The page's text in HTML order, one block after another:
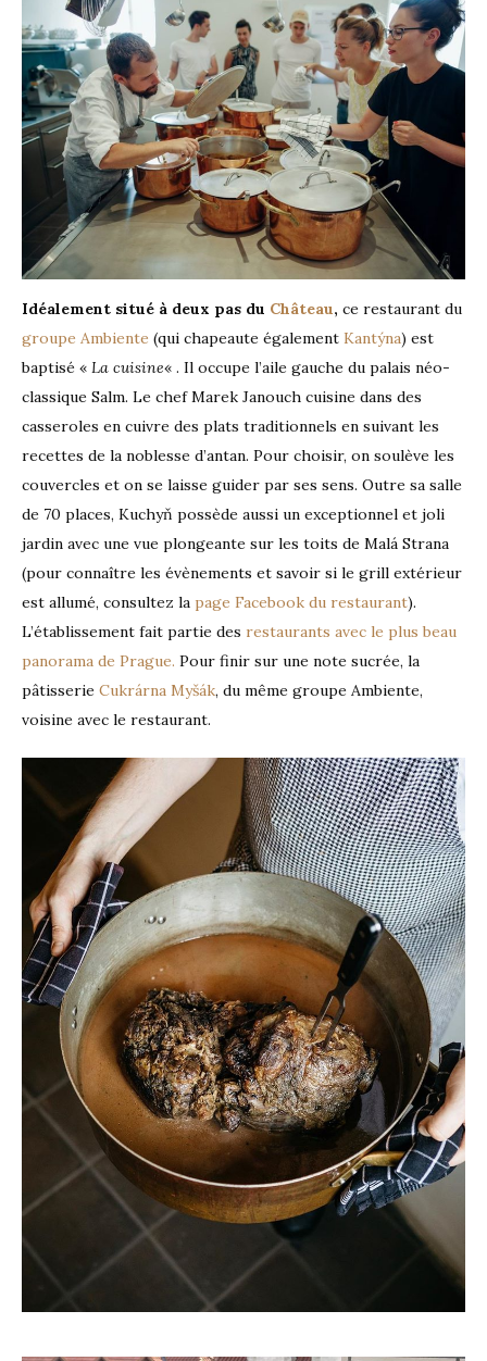
Idéalement situé à deux pas du Château, ce restaurant du
groupe Ambiente (qui chapeaute également Kantýna) est
baptisé « La cuisine« . Il occupe l’aile gauche du palais néo-
classique Salm. Le chef Marek Janouch cuisine dans des
casseroles en cuivre des plats traditionnels en suivant les
recettes de la noblesse d’antan. Pour choisir, on soulève les
couvercles et on se laisse guider par ses sens. Outre sa salle
de 70 places, Kuchyň possède aussi un exceptionnel et joli
jardin avec une vue plongeante sur les toits de Malá Strana
(pour connaître les évènements et savoir si le grill extérieur
est allumé, consultez la page Facebook du restaurant).
L’établissement fait partie des restaurants avec le plus beau
panorama de Prague. Pour finir sur une note sucrée, la
pâtisserie Cukrárna Myšák, du même groupe Ambiente,
voisine avec le restaurant.